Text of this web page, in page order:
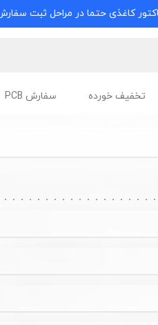
کاغذی حتما در مراحل ثبت
تخفیف خورده سفارش PCB